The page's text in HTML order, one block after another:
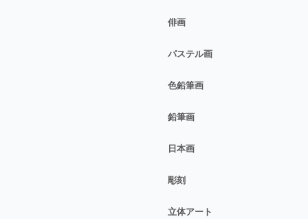
俳画
パステル画
色鉛筆画
鉛筆画
日本画
彫刻
立体アート